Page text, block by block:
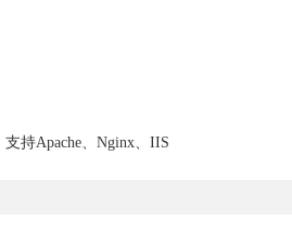
持Apache、Nginx、IIS